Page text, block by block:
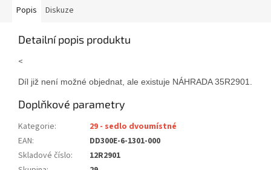
Popis Diskuze
Detailní popis produktu
<
Díl již není možné objednat, ale existuje NÁHRADA 35R2901.
Doplňkové parametry
Kategorie:
29 - sedlo dvoumístné
EAN:
DD300E-6-1301-000
Skladové číslo:
12R2901